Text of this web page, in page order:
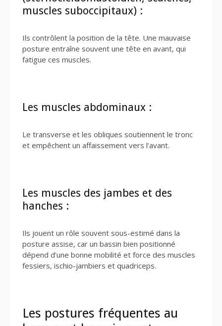
muscles suboccipitaux) :
Ils contrôlent la position de la tête. Une mauvaise
posture entraîne souvent une tête en avant, qui
fatigue ces muscles.
Les muscles abdominaux :
Le transverse et les obliques soutiennent le tronc
et empêchent un affaissement vers l’avant.
Les muscles des jambes et des
hanches :
Ils jouent un rôle souvent sous-estimé dans la
posture assise, car un bassin bien positionné
dépend d’une bonne mobilité et force des muscles
fessiers, ischio-jambiers et quadriceps.
Les postures fréquentes au